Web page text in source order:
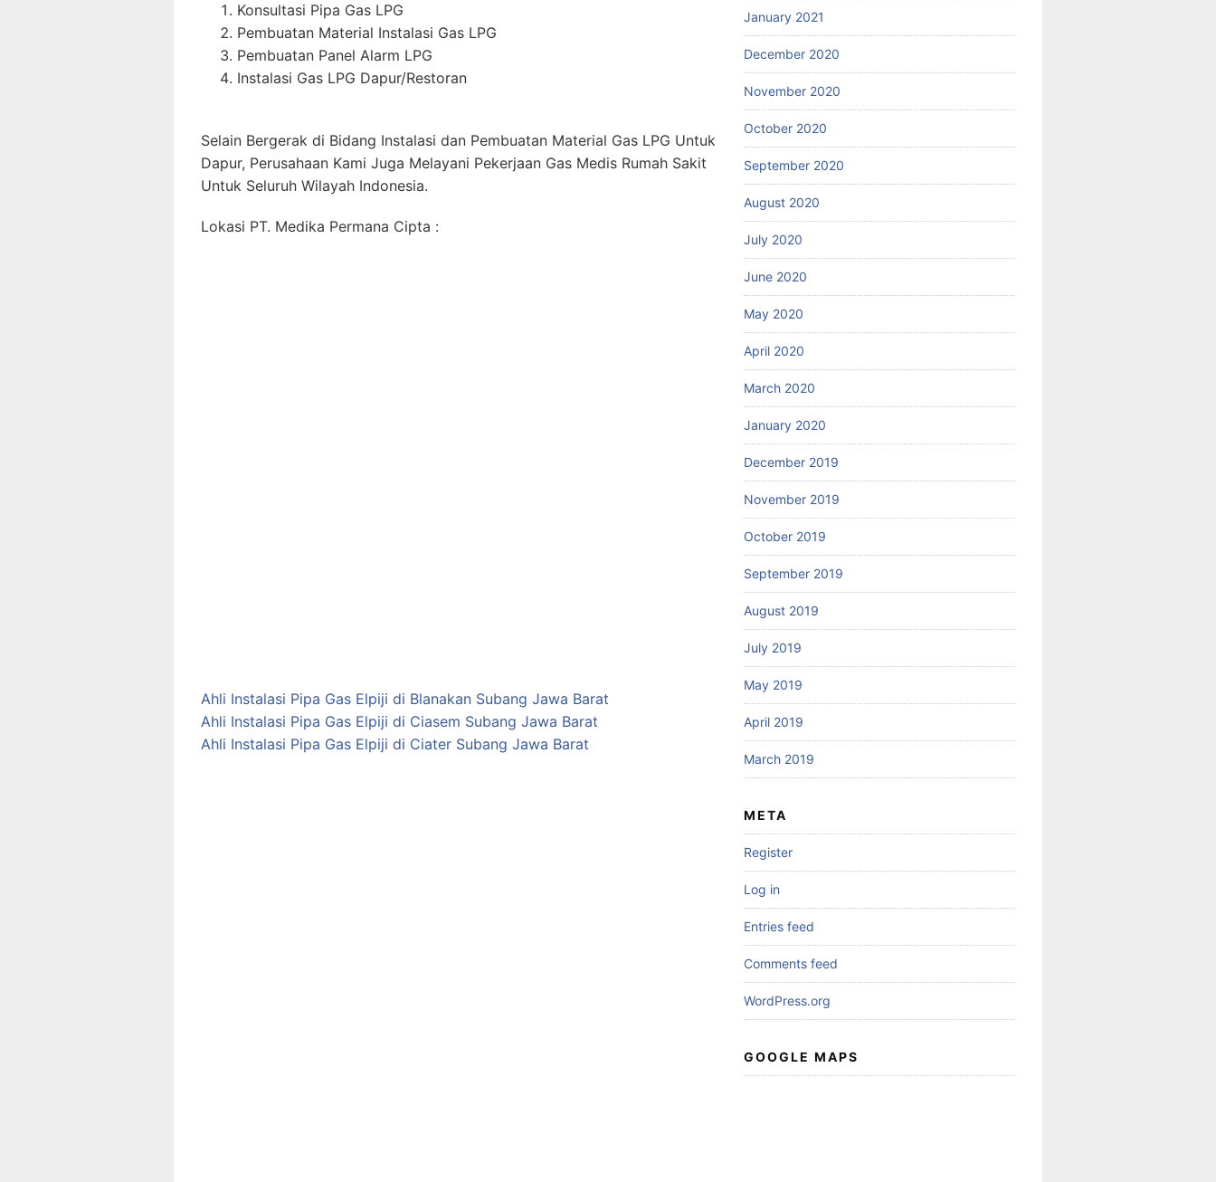
Konsultasi Pipa Gas LPG
Pembuatan Material Instalasi Gas LPG
Pembuatan Panel Alarm LPG
Instalasi Gas LPG Dapur/Restoran
Selain Bergerak di Bidang Instalasi dan Pembuatan Material Gas LPG Untuk
Dapur, Perusahaan Kami Juga Melayani Pekerjaan Gas Medis Rumah Sakit
Untuk Seluruh Wilayah Indonesia.
Lokasi PT. Medika Permana Cipta :
Ahli Instalasi Pipa Gas Elpiji di Blanakan Subang Jawa Barat
Ahli Instalasi Pipa Gas Elpiji di Ciasem Subang Jawa Barat
Ahli Instalasi Pipa Gas Elpiji di Ciater Subang Jawa Barat
January 2021
December 2020
November 2020
October 2020
September 2020
August 2020
July 2020
June 2020
May 2020
April 2020
March 2020
January 2020
December 2019
November 2019
October 2019
September 2019
August 2019
July 2019
May 2019
April 2019
March 2019
META
Register
Log in
Entries feed
Comments feed
WordPress.org
GOOGLE MAPS